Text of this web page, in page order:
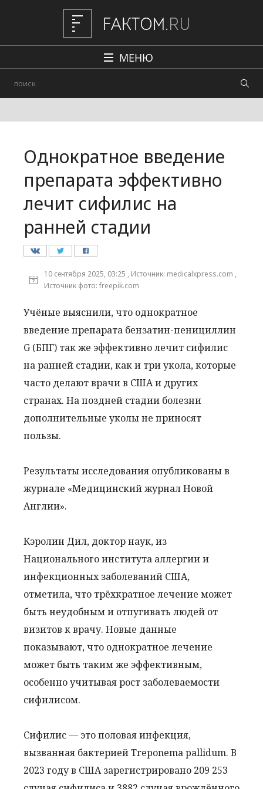
МЕНЮ
Авто
Происшествия
Редакция
Однократное введение
препарата эффективно
лечит сифилис на
ранней стадии
10 сентября 2025, 03:25 , Источник: medicalxpress.com ,
Источник фото: freepik.com
Учёные выяснили, что однократное
введение препарата бензатин-пенициллин
G (БПГ) так же эффективно лечит сифилис
на ранней стадии, как и три укола, которые
часто делают врачи в США и других
странах. На поздней стадии болезни
дополнительные уколы не приносят
пользы.
Результаты исследования опубликованы в
журнале «Медицинский журнал Новой
Англии».
Кэролин Дил, доктор наук, из
Национального института аллергии и
инфекционных заболеваний США,
отметила, что трёхкратное лечение может
быть неудобным и отпугивать людей от
визитов к врачу. Новые данные
показывают, что однократное лечение
может быть таким же эффективным,
особенно учитывая рост заболеваемости
сифилисом.
Сифилис — это половая инфекция,
вызванная бактерией Treponema pallidum. В
2023 году в США зарегистрировано 209 253